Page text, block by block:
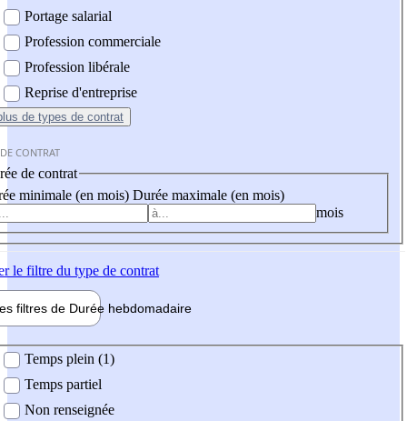
Portage salarial
Profession commerciale
Profession libérale
Reprise d'entreprise
de types de contrat
CONTRAT
de contrat
minimale (en mois) Durée maximale (en mois)
mois
le filtre du type de contrat
filtres de Durée hebdomadaire
Temps plein (1)
Temps partiel
Non renseignée